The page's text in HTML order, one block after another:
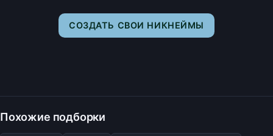
СОЗДАТЬ СВОИ НИКНЕЙМЫ
Похожие подборки